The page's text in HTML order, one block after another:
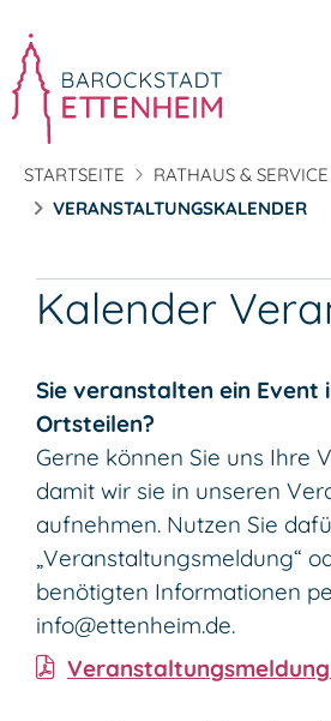
STARTSEITE RATHAUS & SERVICE
VERANSTALTUNGSKALENDER
Kalender
Sie veranstalten ein Event
Ortsteilen?
Gerne können Sie uns Ihre
damit wir sie in unseren
aufnehmen. Nutzen Sie
„Veranstaltungsmeldung“
benötigten Informationen
info@ettenheim.de.